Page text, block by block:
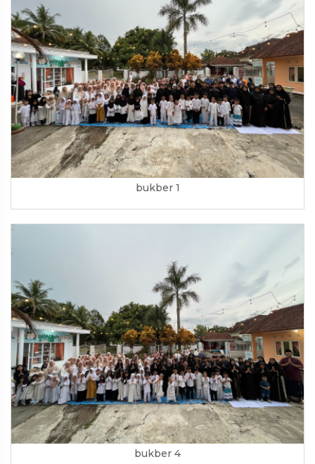
bukber 1
bukber 4